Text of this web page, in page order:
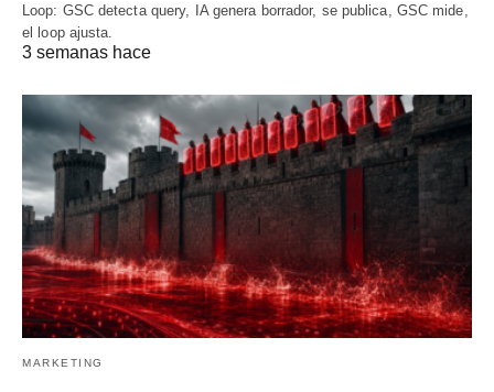
Loop: GSC detecta query, IA genera borrador, se publica, GSC mide,
el loop ajusta.
3 semanas hace
MARKETING